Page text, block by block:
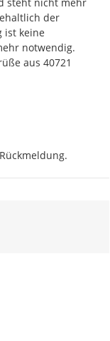
der
ist keine
notwendig.
aus 40721